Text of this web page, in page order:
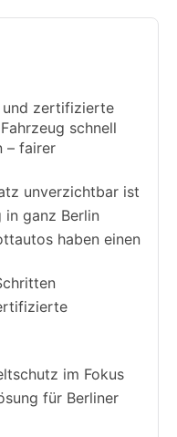
und zertifizierte
schnell
– fairer
unverzichtbar ist
in ganz Berlin
haben einen
im Fokus
für Berliner